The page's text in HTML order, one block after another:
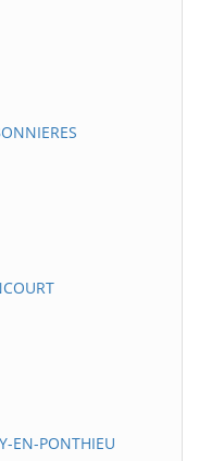
EN-PONTHIEU